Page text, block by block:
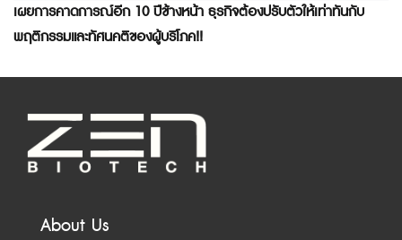
เผยการคาดการณ์อีก 10 ปีข้างหน้า ธุรกิจต้องปรับตัวให้เท่าทันกับ
พฤติกรรมและทัศนคติของผู้บริโภค!!
About Us